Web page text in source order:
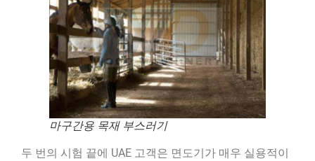
마구간용 목재 부스러기
두 번의 시험 끝에 UAE 고객은 면도기가 매우 실용적이